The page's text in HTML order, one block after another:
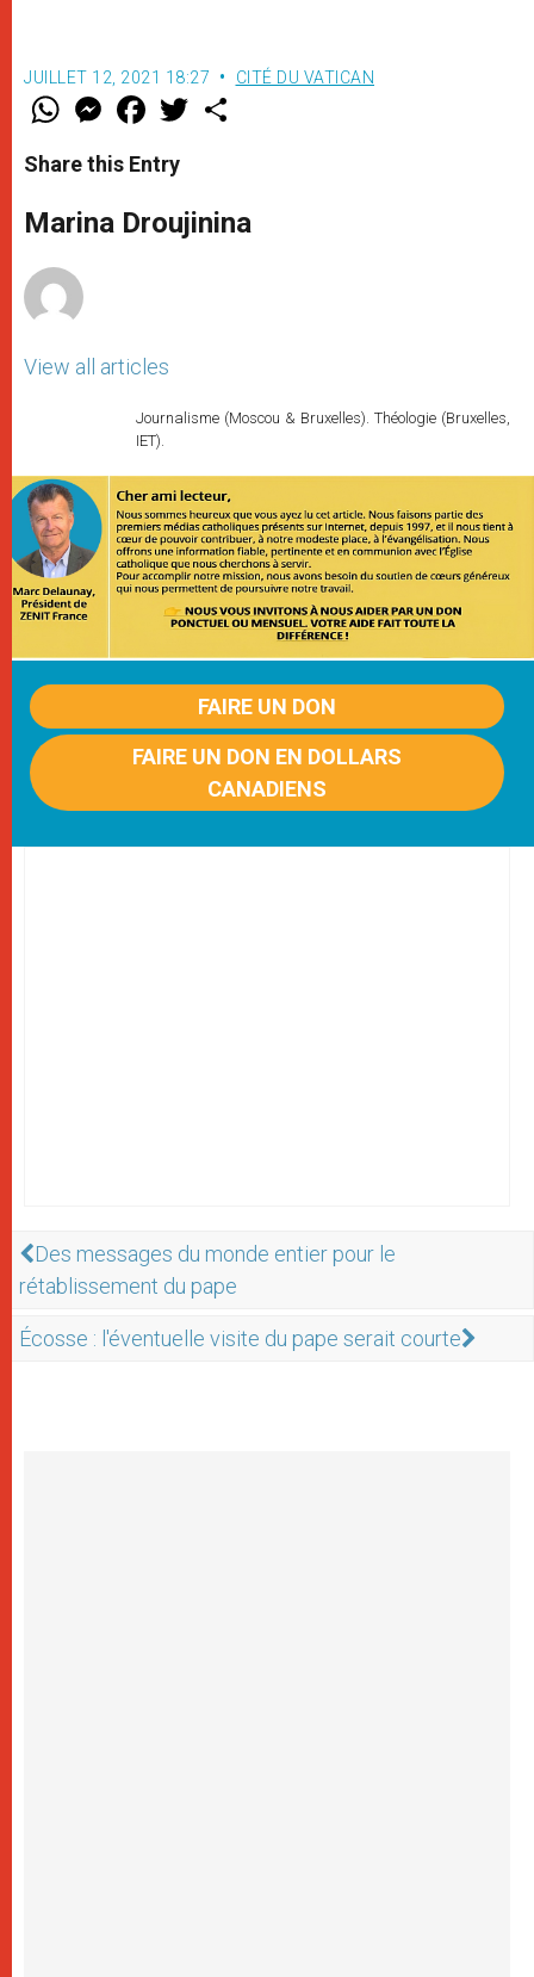
JUILLET 12, 2021 18:27 CITÉ DU VATICAN
W
t
s
p
p
M
e
s
e
g
e
F
a
e
b
o
k
w
r
Share this Entry
Marina Droujinina
View all articles
Journalisme (Moscou & Bruxelles). Théologie (Bruxelles,
IET).
FAIRE UN DON
FAIRE UN DON EN DOLLARS
CANADIENS
Des messages du monde entier pour le
rétablissement du pape
Écosse : l'éventuelle visite du pape serait courte